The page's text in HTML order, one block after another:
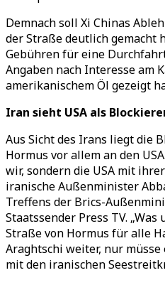
Demnach soll Xi Chinas
der Straße deutlich gemacht
Gebühren für eine
Angaben nach Interesse am
amerikanischem Öl gezeigt
Iran sieht USA als
Aus Sicht des Irans liegt die
Hormus vor allem an den
wir, sondern die USA mit
iranische Außenminister
Treffens der Brics-
Staatssender Press TV.
Straße von Hormus für alle
Araghtschi weiter, nur
mit den iranischen